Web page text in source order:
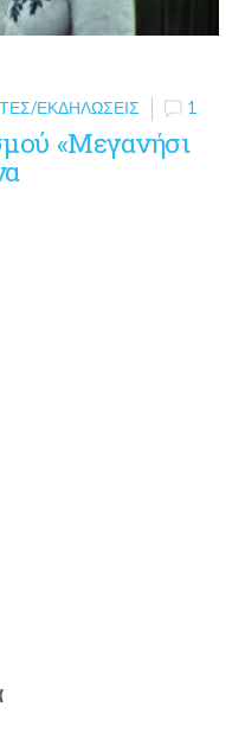
ΕΚΔΗΛΏΣΕΙΣ 1
«Μεγανήσι